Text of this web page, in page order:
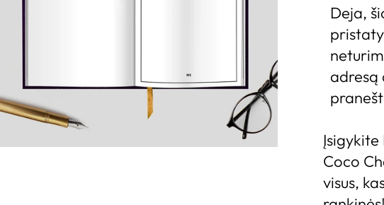
Deja,
adresą
Įsigykite
Coco
visus,